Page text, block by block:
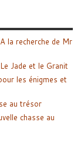
la recherche de Mr
Jade et le Granit
les énigmes et
au trésor
chasse au